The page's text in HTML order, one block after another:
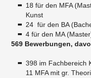
18 für den MFA
Kunst
24 für den BA
4 für den MA
569 Bewerbungen,
398 im Fachbereich
11 MFA mit gr.